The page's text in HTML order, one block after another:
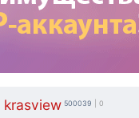
krasview 500039 | 0